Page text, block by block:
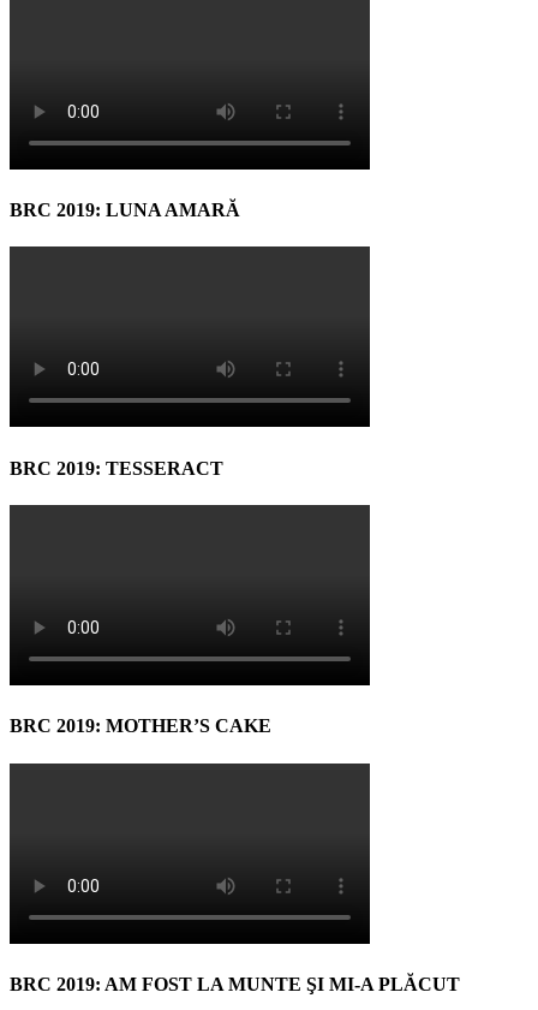
BRC 2019: LUNA AMARĂ
BRC 2019: TESSERACT
BRC 2019: MOTHER’S CAKE
BRC 2019: AM FOST LA MUNTE ŞI MI-A PLĂCUT